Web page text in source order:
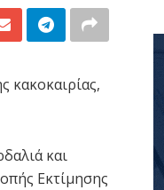
κακοκαιρίας,
και
Εκτίμησης